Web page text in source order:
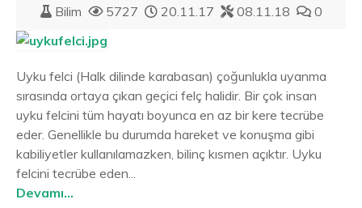
Bilim 5727 20.11.17 08.11.18 0
Uyku felci (Halk dilinde karabasan) çoğunlukla uyanma
sırasında ortaya çıkan geçici felç halidir. Bir çok insan
uyku felcini tüm hayatı boyunca en az bir kere tecrübe
eder. Genellikle bu durumda hareket ve konuşma gibi
kabiliyetler kullanılamazken, bilinç kısmen açıktır. Uyku
felcini tecrübe eden...
Devamı...